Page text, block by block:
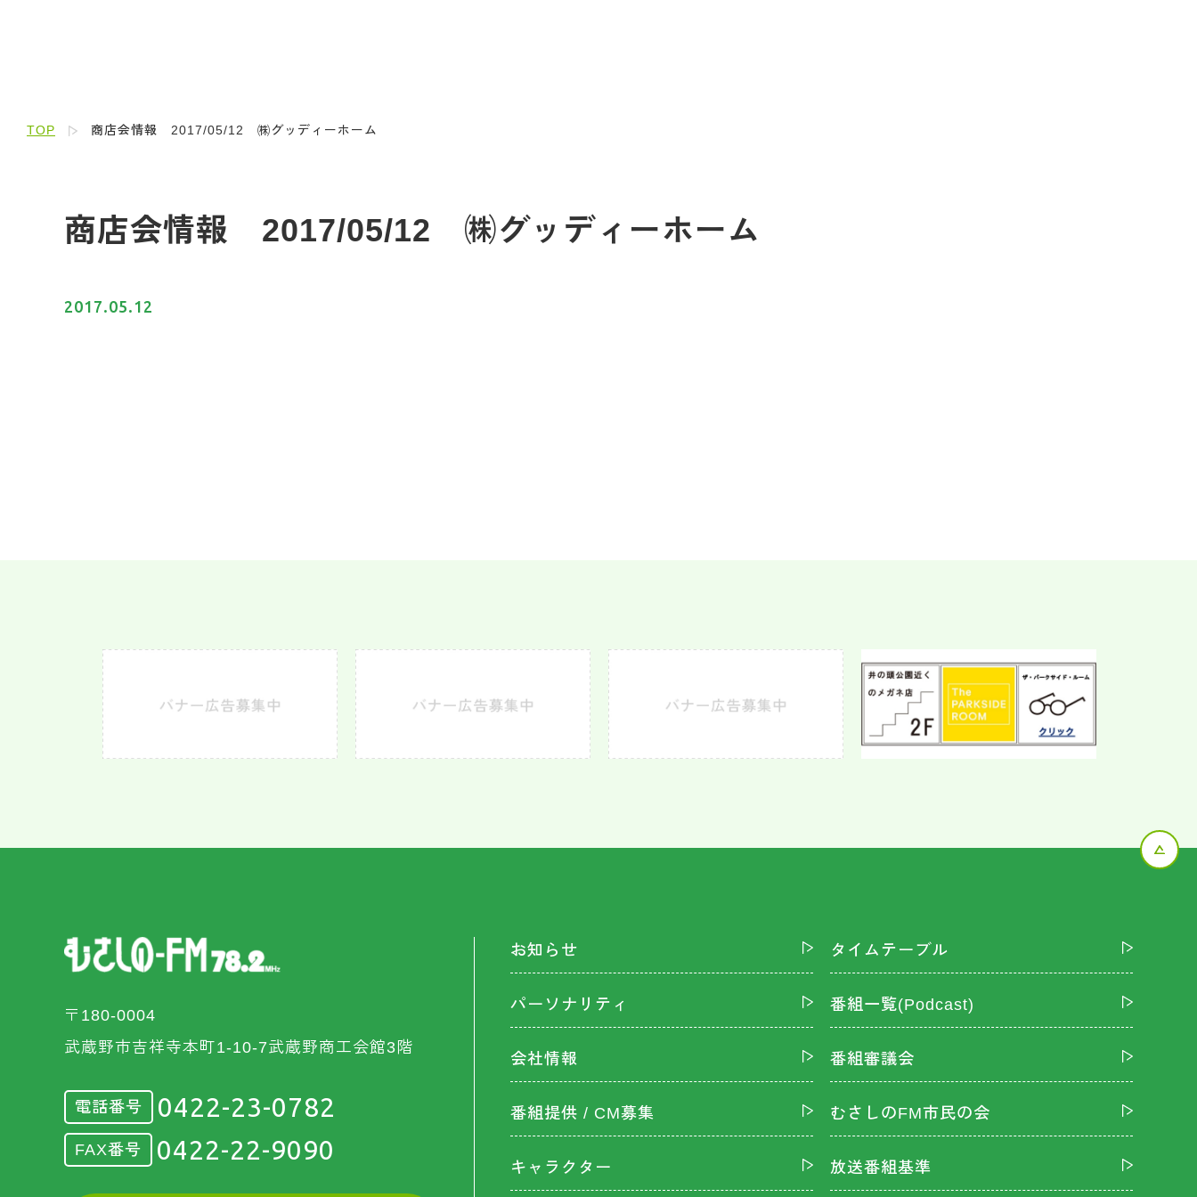
TOP 商店会情報 2017/05/12 ㈱グッディーホーム
商店会情報 2017/05/12 ㈱グッディーホーム
2017.05.12
〒180-0004
武蔵野市吉祥寺本町1-10-7武蔵野商工会館3階
電話番号 0422-23-0782
FAX番号 0422-22-9090
お知らせ タイムテーブル
パーソナリティ 番組一覧(Podcast)
会社情報 番組審議会
番組提供 / CM募集 むさしのFM市民の会
キャラクター 放送番組基準